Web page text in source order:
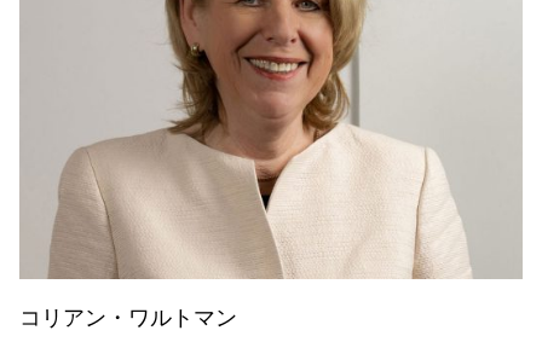
コリアン・ワルトマン